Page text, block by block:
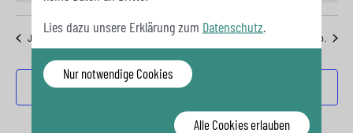
Juli Dieser Monat Sep.
Kalender abonnieren
Lies dazu unsere Erklärung zum Datenschutz
Nur notwendige Cookies
Alle Cookies erlauben